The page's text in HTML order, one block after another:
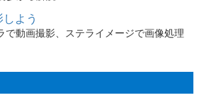
よう
で動画撮影、ステライメージで画像処理